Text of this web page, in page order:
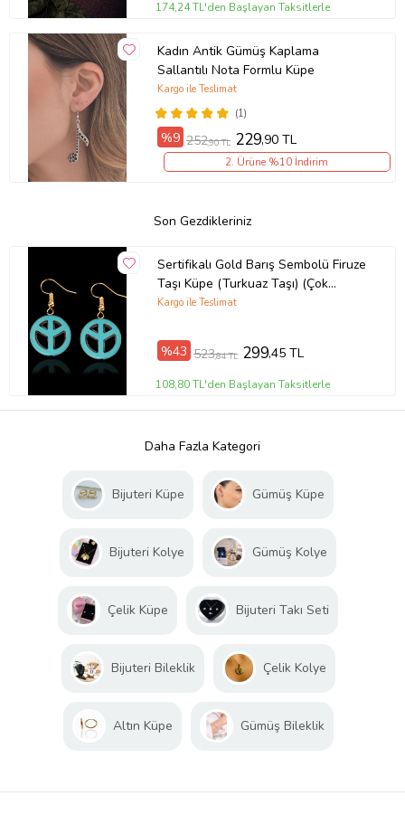
174,24 TL'den Başlayan Taksitlerle
Kadın Antik Gümüş Kaplama
Sallantılı Nota Formlu Küpe
(1)
Kargo ile Teslimat
%9 252,90 TL 229,90 TL
2. Ürüne %10 İndirim
Son Gezdikleriniz
Sertifikalı Gold Barış Sembolü Firuze
Taşı Küpe (Turkuaz Taşı) (Çok
Renkli)
Kargo ile Teslimat
%43 523,84 TL 299,45 TL
108,80 TL'den Başlayan Taksitlerle
Daha Fazla Kategori
Bijuteri Küpe Gümüş Küpe
Bijuteri Kolye Gümüş Kolye
Çelik Küpe Bijuteri Takı Seti
Bijuteri Bileklik Çelik Kolye
Altın Küpe Gümüş Bileklik